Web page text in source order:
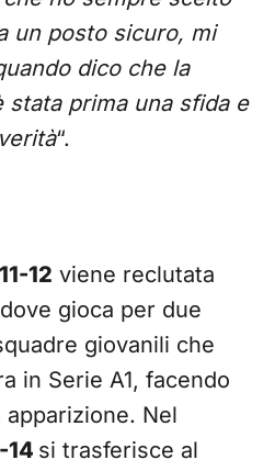
un posto sicuro, mi
dico che la
stata prima una sfida e
“.
12 viene reclutata
gioca per due
giovanili che
in Serie A1, facendo
Nel
14 si trasferisce al